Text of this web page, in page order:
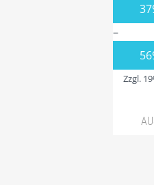
–
Zzgl.